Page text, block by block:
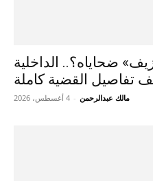
ضحاياه؟.. الداخلية
تفاصيل القضية كاملة
مالك عبدالرحمن - 4 أغسطس، 2026